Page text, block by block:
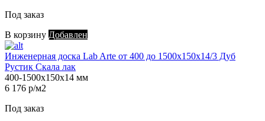
Под заказ
В корзину Добавлен
Инженерная доска Lab Arte от 400 до 1500х150х14/3 Дуб
Рустик Скала лак
400-1500х150х14 мм
6 176 р/м2
Под заказ